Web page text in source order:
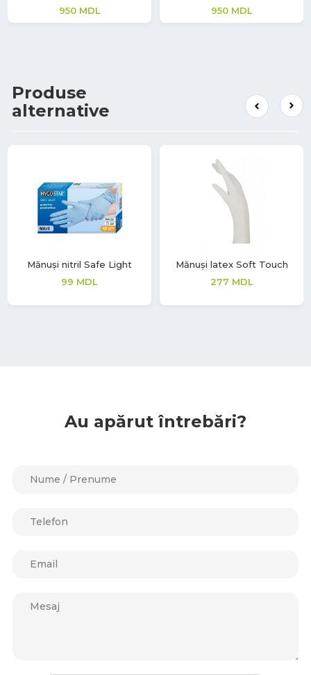
950 MDL 950 MDL
Produse
alternative
Mănuși nitril Safe Light
99 MDL
Mănuși latex Soft Touch
277 MDL
Au apărut întrebări?